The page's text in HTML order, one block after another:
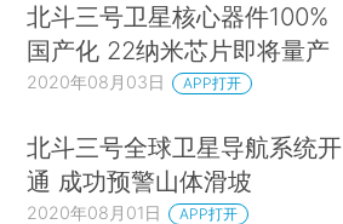
北斗三号卫星核心器件100%
国产化 22纳米芯片即将量产
2020年08月03日 APP打开
北斗三号全球卫星导航系统开
通 成功预警山体滑坡
2020年08月01日 APP打开